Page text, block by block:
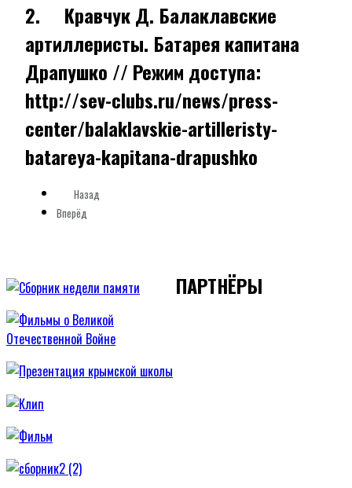
2. Кравчук Д. Балаклавские
артиллеристы. Батарея капитана
Драпушко // Режим доступа:
http://sev-clubs.ru/news/press-
center/balaklavskie-artilleristy-
batareya-kapitana-drapushko
Назад
Вперёд
ПАРТНЁРЫ